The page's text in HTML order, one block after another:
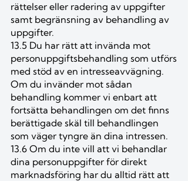
rättelser eller radering av uppgifter
samt begränsning av behandling av
uppgifter.
13.5 Du har rätt att invända mot
personuppgiftsbehandling som utförs
med stöd av en intresseavvägning.
Om du invänder mot sådan
behandling kommer vi enbart att
fortsätta behandlingen om det finns
berättigade skäl till behandlingen
som väger tyngre än dina intressen.
13.6 Om du inte vill att vi behandlar
dina personuppgifter för direkt
marknadsföring har du alltid rätt att